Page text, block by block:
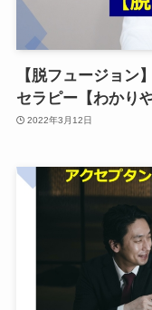
【脱フュージョン
セラピー【わかり
2022年3月12日